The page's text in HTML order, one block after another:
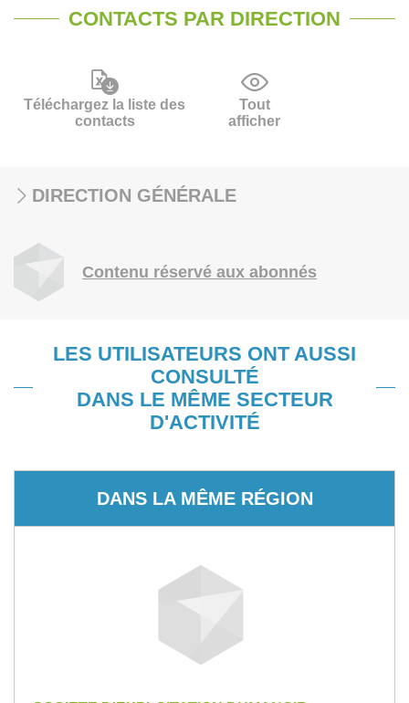
CONTACTS PAR DIRECTION
Téléchargez la liste des
contacts
Tout
afficher
DIRECTION GÉNÉRALE
Contenu réservé aux abonnés
LES UTILISATEURS ONT AUSSI
CONSULTÉ
DANS LE MÊME SECTEUR
D'ACTIVITÉ
DANS LA MÊME RÉGION